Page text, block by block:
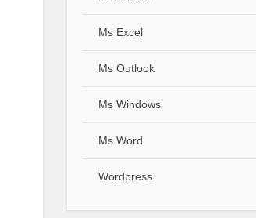
Ms Excel
Ms Outlook
Ms Windows
Ms Word
Wordpress